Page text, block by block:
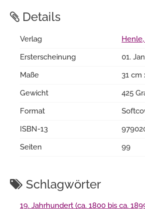
Details
Verlag
Ersterscheinung
01.
Maße
31 cm
Gewicht
425
Format
ISBN-13
Seiten
99
Schlagwörter
19. Jahrhundert (ca. 1800 bis ca.